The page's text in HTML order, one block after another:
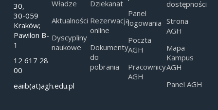
30,
30-059
Kraków;
Pawilon B-
1
12 617 28
00
eaiib(at)agh.edu.pl
Władze
Aktualności
Dyscypliny
naukowe
Dziekanat
Rezerwacja
online
Dokumenty
do
pobrania
Panel
logowania
Poczta
AGH
Pracownicy
AGH
dostępności
Strona
AGH
Mapa
Kampus
AGH
Panel AGH